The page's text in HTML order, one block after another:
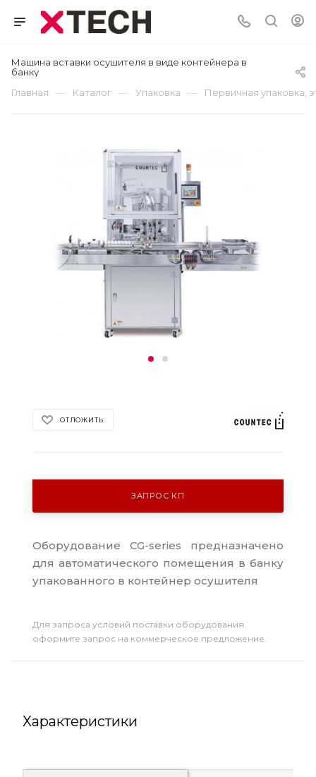
Машина вставки осушителя в виде контейнера в
банку
Главная
— Каталог — Упаковка — Первичная упаковка,
ОТЛОЖИТЬ
ЗАПРОС КП
Оборудование CG-series предназначено
для автоматического помещения в банку
упакованного в контейнер осушителя
Для запроса условий поставки оборудования
оформите запрос на коммерческое предложение.
Характеристики